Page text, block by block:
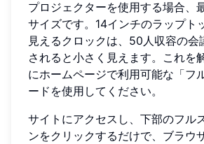
プロジェクターを使用する場合、
サイズです。14インチのラップト
見えるクロックは、50人収容の会
されると小さく見えます。これを
にホームページで利用可能な「フ
ードを使用してください。
サイトにアクセスし、下部のフル
ンをクリックするだけで、ブラウ